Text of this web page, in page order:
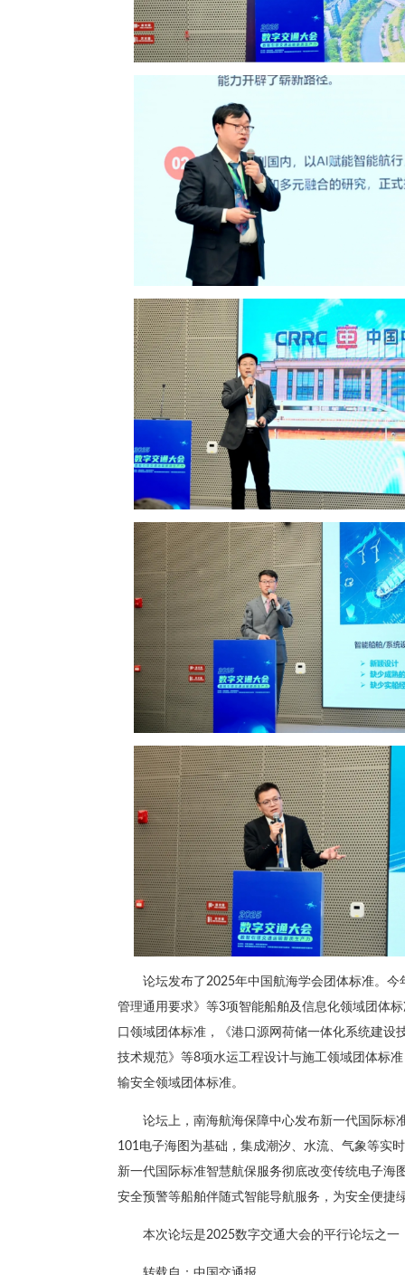
论坛发布了2025年中国航海学会团体标准。
管理通用要求》等3项智能船舶及信息化领域团体
口领域团体标准，《港口源网荷储一体化系统建
技术规范》等8项水运工程设计与施工领域团体标
输安全领域团体标准。
论坛上，南海航海保障中心发布新一代国际标
101电子海图为基础，集成潮汐、水流、气象等实
新一代国际标准智慧航保服务彻底改变传统电子
安全预警等船舶伴随式智能导航服务，为安全便捷
本次论坛是2025数字交通大会的平行论坛之